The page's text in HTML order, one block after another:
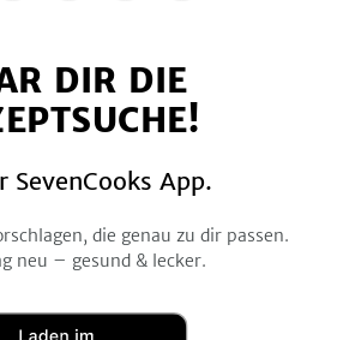
TwitterPinterestInstagramYouTube
DIR DIE
SevenCooks App.
die genau zu dir passen.
neu – gesund & lecker.